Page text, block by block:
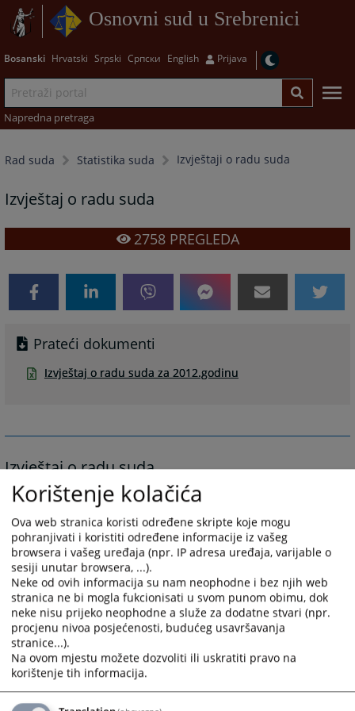
Osnovni sud u Srebrenici
Bosanski Hrvatski Srpski Српски English Prijava
Napredna pretraga
Rad suda Statistika suda Izvještaji o radu suda
Izvještaj o radu suda
2758PREGLEDA
Prateći dokumenti
Izvještaj o radu suda za 2012.godinu
Izvještaj o radu suda
U dokumentima, koji se nalaze u prilogu, možete pogledati godišnji
izvještaj o radu Osnovnog suda u Srebrenici za 2010. godinu I period o
01.01. – 30-06.2011.godine.
2774PREGLEDA
Korištenje kolačića
Ova web stranica koristi određene skripte koje mogu
pohranjivati i koristiti određene informacije iz vašeg
browsera i vašeg uređaja (npr. IP adresa uređaja, varijable o
sesiji unutar browsera, ...).
Neke od ovih informacija su nam neophodne i bez njih web
stranica ne bi mogla fukcionisati u svom punom obimu, dok
neke nisu prijeko neophodne a služe za dodatne stvari (npr.
procjenu nivoa posjećenosti, budućeg usavršavanja
stranice...).
Na ovom mjestu možete dozvoliti ili uskratiti pravo na
korištenje tih informacija.